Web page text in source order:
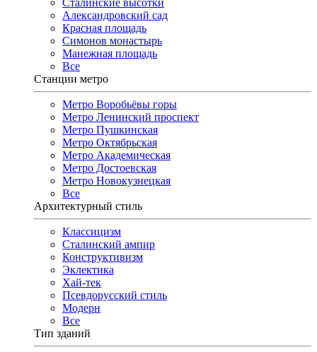
Сталинские высотки
Александровский сад
Красная площадь
Симонов монастырь
Манежная площадь
Все
Станции метро
Метро Воробьёвы горы
Метро Ленинский проспект
Метро Пушкинская
Метро Октябрьская
Метро Академическая
Метро Достоевская
Метро Новокузнецкая
Все
Архитектурный стиль
Классицизм
Сталинский ампир
Конструктивизм
Эклектика
Хай-тек
Псевдорусский стиль
Модерн
Все
Тип зданий